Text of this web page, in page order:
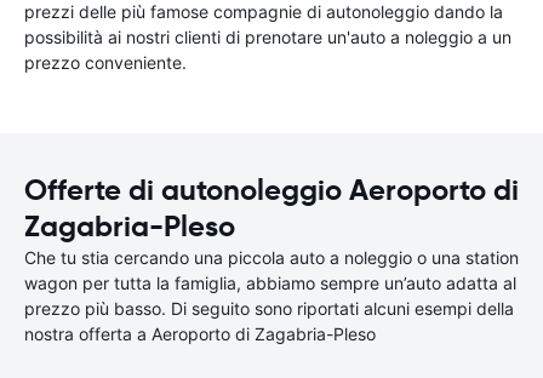
prezzi delle più famose compagnie di autonoleggio dando la
possibilità ai nostri clienti di prenotare un'auto a noleggio a un
prezzo conveniente.
Offerte di autonoleggio Aeroporto di
Zagabria-Pleso
Che tu stia cercando una piccola auto a noleggio o una station
wagon per tutta la famiglia, abbiamo sempre un’auto adatta al
prezzo più basso. Di seguito sono riportati alcuni esempi della
nostra offerta a Aeroporto di Zagabria-Pleso